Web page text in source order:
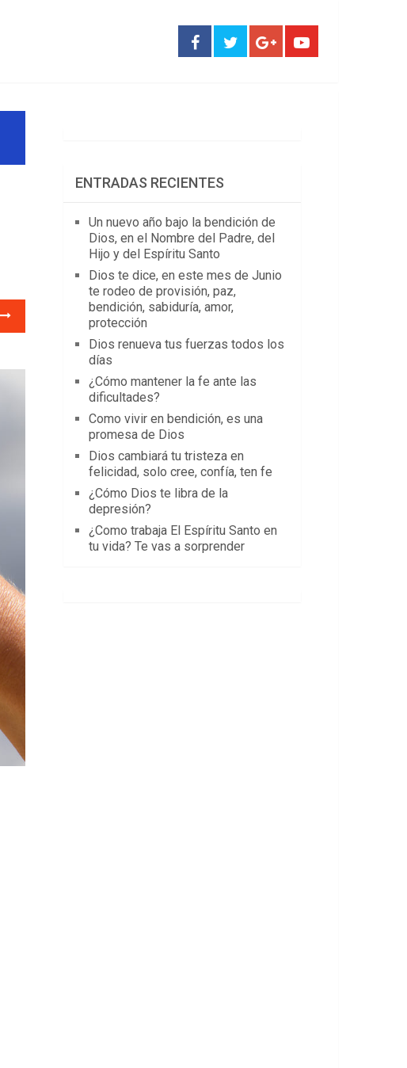
ENTRADAS RECIENTES
Un nuevo año bajo la bendición de
Dios, en el Nombre del Padre, del
Hijo y del Espíritu Santo
Dios te dice, en este mes de Junio
te rodeo de provisión, paz,
bendición, sabiduría, amor,
protección
Dios renueva tus fuerzas todos los
días
¿Cómo mantener la fe ante las
dificultades?
Como vivir en bendición, es una
promesa de Dios
Dios cambiará tu tristeza en
felicidad, solo cree, confía, ten fe
¿Cómo Dios te libra de la
depresión?
¿Como trabaja El Espíritu Santo en
tu vida? Te vas a sorprender